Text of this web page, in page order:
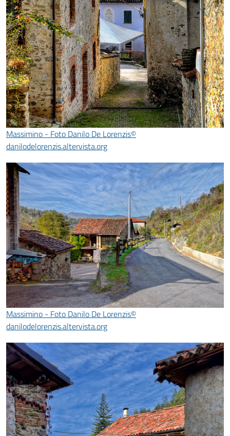
Massimino - Foto Danilo De Lorenzis©
danilodelorenzis.altervista.org
Massimino - Foto Danilo De Lorenzis©
danilodelorenzis.altervista.org